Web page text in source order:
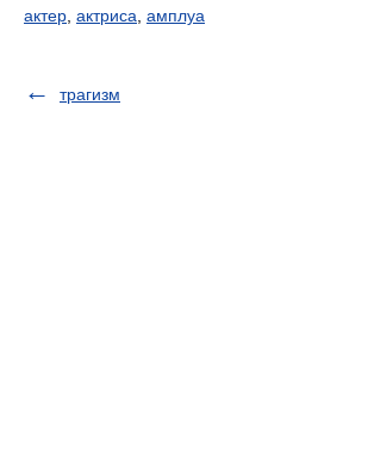
актер актриса амплуа
трагизм